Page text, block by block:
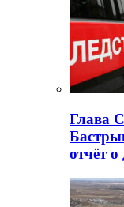
Глава
отчёт